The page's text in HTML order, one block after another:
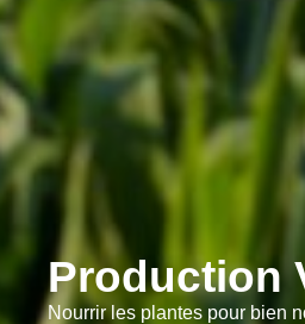
Production
Nourrir les plantes pour bien